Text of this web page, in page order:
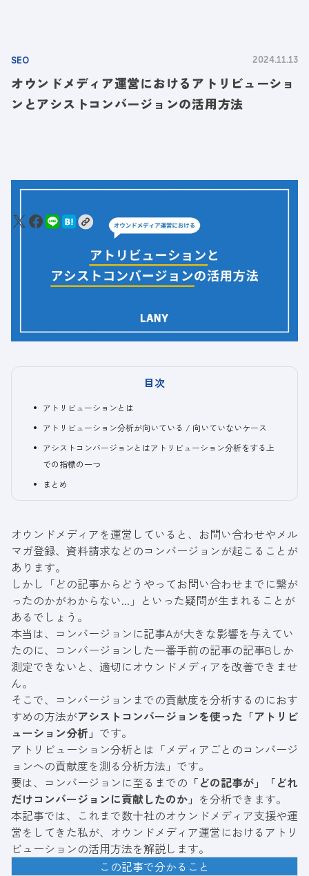
SEO 2024.11.13
オウンドメディア運営におけるアトリビューショ
ンとアシストコンバージョンの活用方法
目次
アトリビューションとは
アトリビューション分析が向いている / 向いていないケース
アシストコンバージョンとはアトリビューション分析をする上
での指標の一つ
まとめ
オウンドメディアを運営していると、お問い合わせやメル
マガ登録、資料請求などのコンバージョンが起こることが
あります。
しかし「どの記事からどうやってお問い合わせまでに繋が
ったのかがわからない...」といった疑問が生まれることが
あるでしょう。
本当は、コンバージョンに記事Aが大きな影響を与えてい
たのに、コンバージョンした一番手前の記事の記事Bしか
測定できないと、適切にオウンドメディアを改善できませ
ん。
そこで、コンバージョンまでの貢献度を分析するのにおす
すめの方法がアシストコンバージョンを使った「アトリビ
ューション分析」 です。
アトリビューション分析とは「メディアごとのコンバージ
ョンへの貢献度を測る分析方法」です。
要は、コンバージョンに至るまでの 「どの記事が」「どれ
だけコンバージョンに貢献したのか」 を分析できます。
本記事では、これまで数十社のオウンドメディア支援や運
営をしてきた私が、オウンドメディア運営におけるアトリ
ビューションの活用方法を解説します。
この記事で分かること